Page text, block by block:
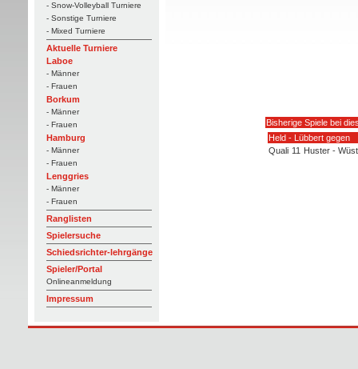
- Snow-Volleyball Turniere
- Sonstige Turniere
- Mixed Turniere
Aktuelle Turniere
Laboe
- Männer
- Frauen
Borkum
- Männer
- Frauen
Hamburg
- Männer
- Frauen
Lenggries
- Männer
- Frauen
Ranglisten
Spielersuche
Schiedsrichter-lehrgänge
Spieler/Portal
Onlineanmeldung
Impressum
Bisherige Spiele bei
Held - Lübbert gegen
Quali 11 Huster - Wüst